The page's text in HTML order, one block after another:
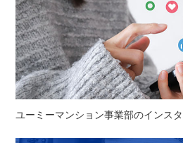
ユーミーマンション事業部のインスタ